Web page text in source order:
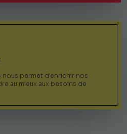
permet d'enrichir nos
au mieux aux besoins de